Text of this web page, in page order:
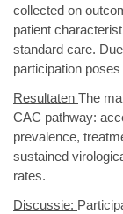
collected on
patient
standard care.
participation
Resultaten The
CAC pathway:
prevalence,
sustained
rates.
Discussie: